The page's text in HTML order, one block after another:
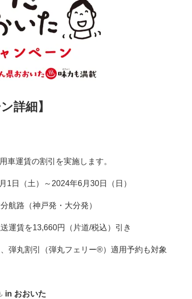
詳細】
車運賃の割引を実施します。
1日（土）～2024年6月30日（日）
航路（神戸発・大分発）
運賃を13,660円（片道/税込）引き
弾丸割引（弾丸フェリー®）適用予約も対象
in おおいた